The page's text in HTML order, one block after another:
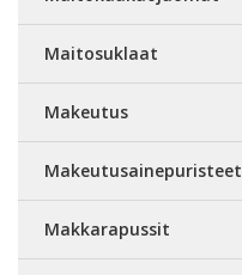
Maitosuklaat
Makeutus
Makeutusainepuristeet
Makkarapussit